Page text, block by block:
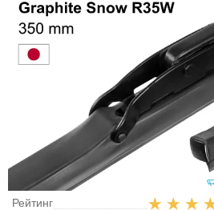
Рейтинг